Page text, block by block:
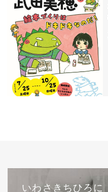
いわさきちひろに